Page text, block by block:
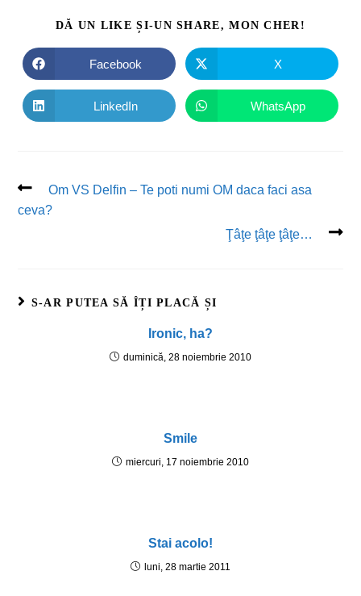
DĂ UN LIKE ȘI-UN SHARE, MON CHER!
Facebook X
LinkedIn WhatsApp
Om VS Delfin – Te poti numi OM daca faci asa
ceva?
Ţâţe ţâţe ţâţe…
S-AR PUTEA SĂ ÎȚI PLACĂ ȘI
Ironic, ha?
duminică, 28 noiembrie 2010
Smile
miercuri, 17 noiembrie 2010
Stai acolo!
luni, 28 martie 2011